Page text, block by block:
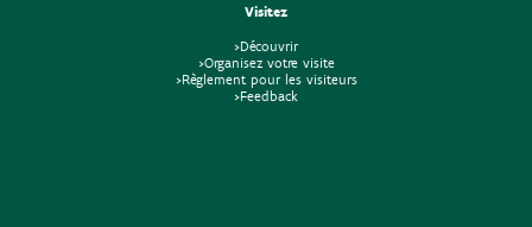
Visitez
>Découvrir
>Organisez votre visite
>Règlement pour les visiteurs
>Feedback